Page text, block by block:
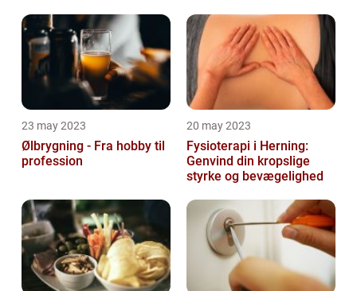
23 may 2023
Ølbrygning - Fra hobby til
profession
20 may 2023
Fysioterapi i Herning:
Genvind din kropslige
styrke og bevægelighed